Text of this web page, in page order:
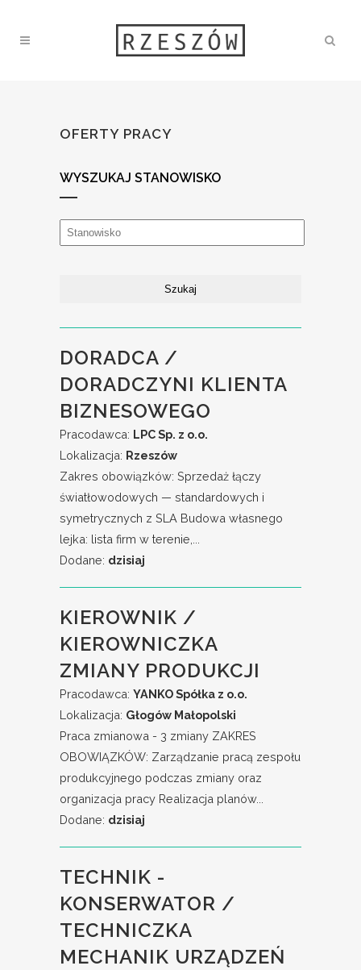
OFERTY PRACY
WYSZUKAJ STANOWISKO
DORADCA /
DORADCZYNI KLIENTA
BIZNESOWEGO
Pracodawca: LPC Sp. z o.o.
Lokalizacja: Rzeszów
Zakres obowiązków: Sprzedaż łączy
światłowodowych — standardowych i
symetrycznych z SLA Budowa własnego
lejka: lista firm w terenie,...
Dodane: dzisiaj
KIEROWNIK /
KIEROWNICZKA
ZMIANY PRODUKCJI
Pracodawca: YANKO Spółka z o.o.
Lokalizacja: Głogów Małopolski
Praca zmianowa - 3 zmiany ZAKRES
OBOWIĄZKÓW: Zarządzanie pracą zespołu
produkcyjnego podczas zmiany oraz
organizacja pracy Realizacja planów...
Dodane: dzisiaj
TECHNIK -
KONSERWATOR /
TECHNICZKA
MECHANIK URZĄDZEŃ